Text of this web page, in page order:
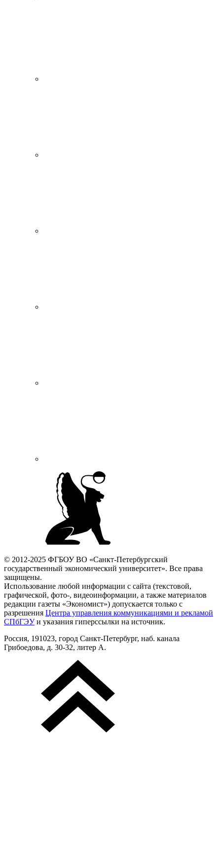
© 2012-2025 ФГБОУ ВО «Санкт-Петербургский
государственный экономический университет». Все права
защищены.
Использование любой информации с сайта (текстовой,
графической, фото-, видеоинформации, а также материалов
редакции газеты «Экономист») допускается только с
разрешения Центра управления коммуникациями и рекламой
СПбГЭУи указания гиперссылки на источник.
Россия, 191023, город Санкт-Петербург, наб. канала
Грибоедова, д. 30-32, литер А.